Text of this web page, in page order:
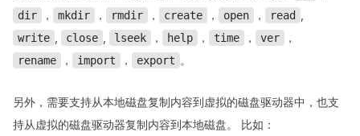
dir ， mkdir ， rmdir ， create ， open ， read
write close lseek ， help ， time ， ver ，
rename ， import ， export 。
另外，需要支持从本地磁盘复制内容到虚拟的磁盘驱动器中，也支
持从虚拟的磁盘驱动器复制内容到本地磁盘。 比如：